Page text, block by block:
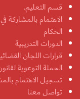
قسم التعليم.
الاهتمام بالمشاركة
الحكام
الدورات التدريبية
قرارات اللجان
الحملة التوعوية
تسجيل الاهتمام
تواصل معنا